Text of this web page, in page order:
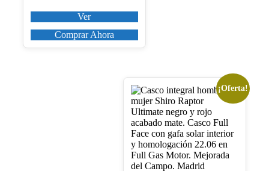
original
era:
90,00€.
actual
es:
68,95€.
Ver
Comprar Ahora
¡Oferta!
Este
producto
tiene
múltiples
variantes.
Las
opciones
se